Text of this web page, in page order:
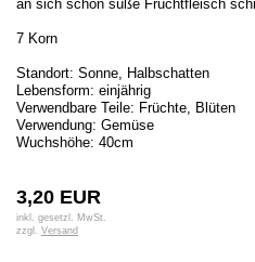
an sich schon süße Fruchtfleisch
7 Korn
Standort: Sonne, Halbschatten
Lebensform: einjährig
Verwendbare Teile: Früchte, Blüten
Verwendung: Gemüse
Wuchshöhe: 40cm
3,20 EUR
inkl. gesetzl. MwSt.
zzgl. Versand